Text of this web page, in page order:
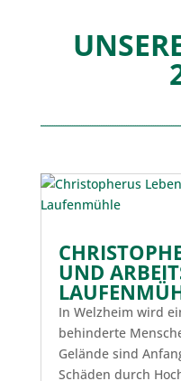
UND
In Welzheim wird
behinderte
Gelände sind
Schäden durch